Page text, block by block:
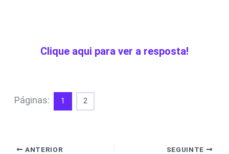
Clique aqui para ver a resposta!
Páginas: 1 2
ANTERIOR SEGUINTE